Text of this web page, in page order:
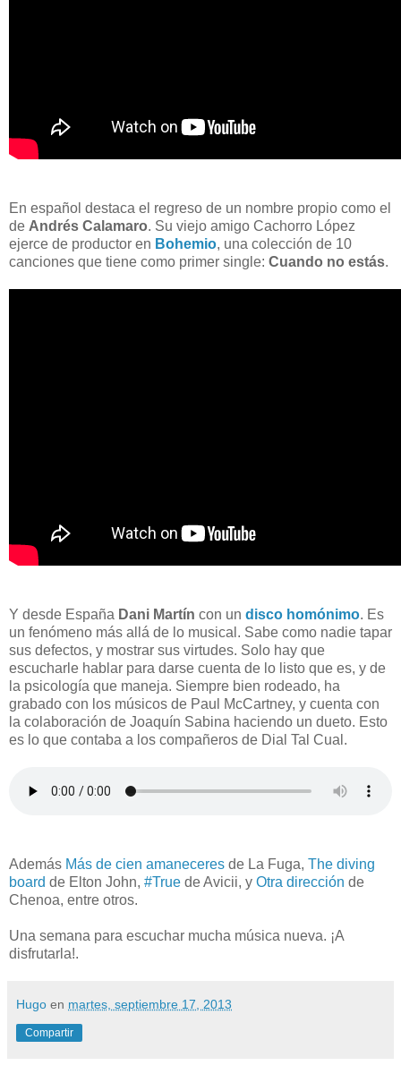
En español destaca el regreso de un nombre propio como el
de Andrés Calamaro. Su viejo amigo Cachorro López
ejerce de productor en Bohemio, una colección de 10
canciones que tiene como primer single: Cuando no estás.
Y desde España Dani Martín con un disco homónimo. Es
un fenómeno más allá de lo musical. Sabe como nadie tapar
sus defectos, y mostrar sus virtudes. Solo hay que
escucharle hablar para darse cuenta de lo listo que es, y de
la psicología que maneja. Siempre bien rodeado, ha
grabado con los músicos de Paul McCartney, y cuenta con
la colaboración de Joaquín Sabina haciendo un dueto. Esto
es lo que contaba a los compañeros de Dial Tal Cual.
Además Más de cien amaneceres de La Fuga, The diving
board de Elton John, #True de Avicii, y Otra dirección de
Chenoa, entre otros.
Una semana para escuchar mucha música nueva. ¡A
disfrutarla!.
Hugo en martes, septiembre 17, 2013
Compartir